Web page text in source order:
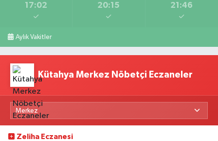
17:02 20:15 21:46
Aylık Vakitler
Kütahya Merkez Nöbetçi Eczaneler
Zeliha Eczanesi